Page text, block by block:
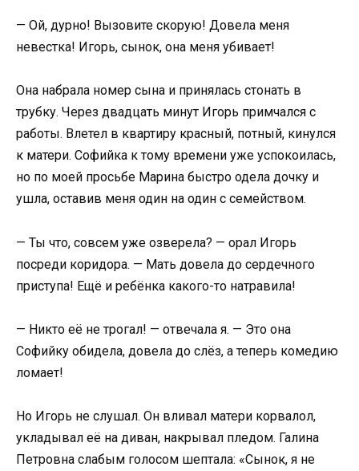
— Ой, дурно! Вызовите скорую! Довела меня
невестка! Игорь, сынок, она меня убивает!
Она набрала номер сына и принялась стонать в
трубку. Через двадцать минут Игорь примчался с
работы. Влетел в квартиру красный, потный, кинулся
к матери. Софийка к тому времени уже успокоилась,
но по моей просьбе Марина быстро одела дочку и
ушла, оставив меня один на один с семейством.
— Ты что, совсем уже озверела? — орал Игорь
посреди коридора. — Мать довела до сердечного
приступа! Ещё и ребёнка какого-то натравила!
— Никто её не трогал! — отвечала я. — Это она
Софийку обидела, довела до слёз, а теперь комедию
ломает!
Но Игорь не слушал. Он вливал матери корвалол,
укладывал её на диван, накрывал пледом. Галина
Петровна слабым голосом шептала: «Сынок, я не